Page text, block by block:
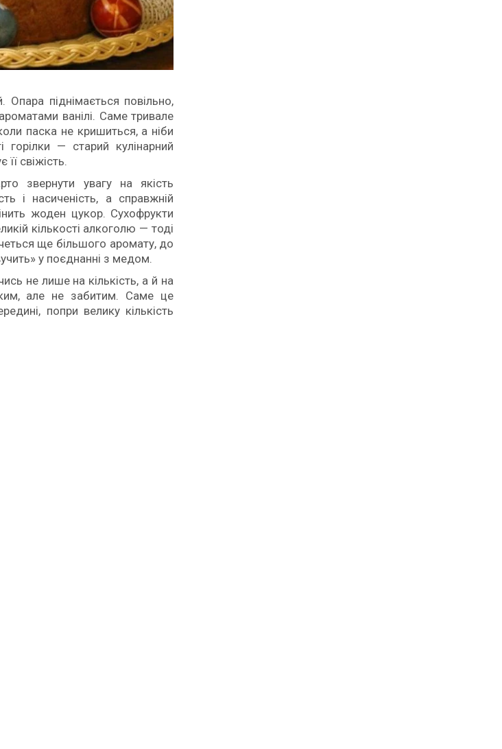
Опара піднімається повільно,
ванілі. Саме тривале
паска не кришиться, а ніби
горілки — старий кулінарний
свіжість.
звернути увагу на якість
і насиченість, а справжній
жоден цукор. Сухофрукти
кількості алкоголю — тоді
ще більшого аромату, до
у поєднанні з медом.
не лише на кількість, а й на
але не забитим. Саме це
попри велику кількість